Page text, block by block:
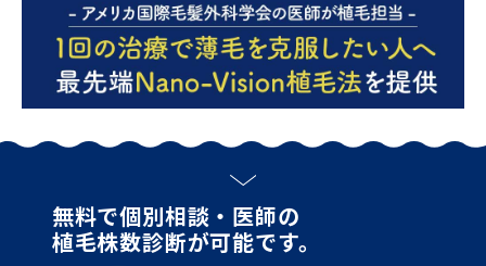
無料で個別相談・医師の
植毛株数診断が可能です。